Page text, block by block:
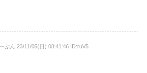
ぷん 23/11/05(日) 08:41:46 ID:ruV5